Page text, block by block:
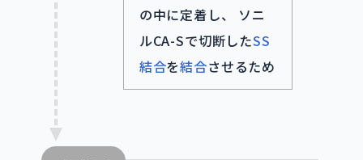
の中に定着し、 ソニ
ルCA-Sで切断したSS
結合を結合させるため